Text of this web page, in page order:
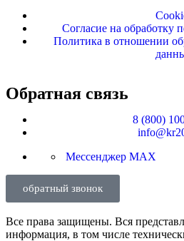
Согласие на обработку
Политика в отношении
Обратная связь
8 (800)
Мессенджер MAX
обратный звонок
Все права защищены. Вся
информация, в том числе